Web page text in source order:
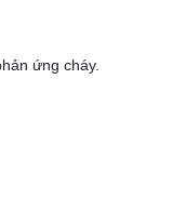
ứng cháy.